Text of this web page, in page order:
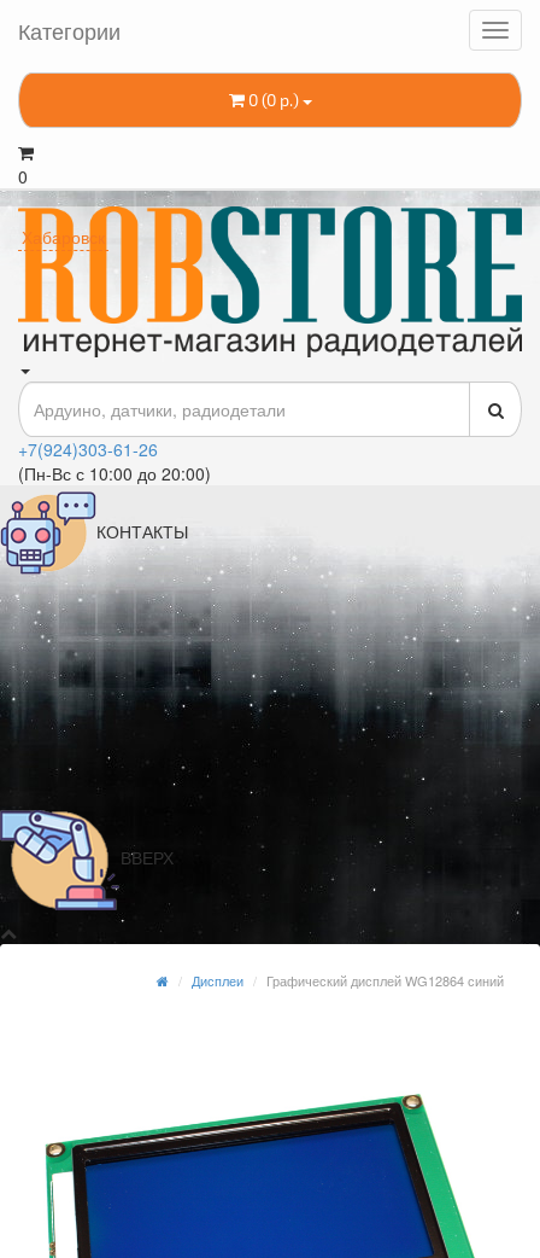
Категории
0 (0 р.)
0
Хабаровск
+7(924)303-61-26
(Пн-Вс с 10:00 до 20:00)
КОНТАКТЫ
ВВЕРХ
Дисплеи Графический дисплей WG12864 синий